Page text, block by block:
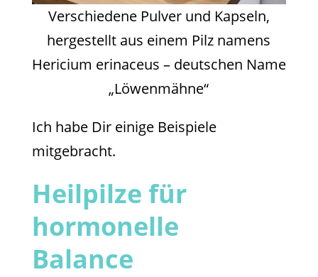
Verschiedene Pulver und Kapseln,
hergestellt aus einem Pilz namens
Hericium erinaceus – deutschen Name
„Löwenmähne“
Ich habe Dir einige Beispiele
mitgebracht.
Heilpilze für
hormonelle
Balance